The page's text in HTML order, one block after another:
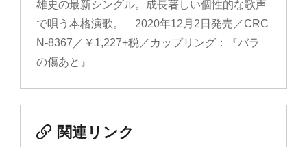
雄史の最新シングル。成長著しい個性的な歌声
で唄う本格演歌。 2020年12月2日発売／CRC
N-8367／￥1,227+税／カップリング：『バラ
の傷あと』
関連リンク